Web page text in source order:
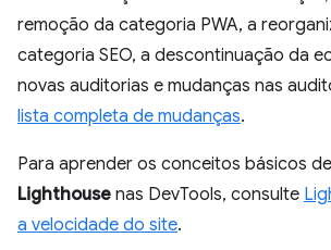
remoção da categoria PWA, a
categoria SEO, a descontinuação da
novas auditorias e mudanças nas
lista completa de mudanças.
Para aprender os conceitos básicos
Lighthouse nas DevTools, consulte
a velocidade do site.